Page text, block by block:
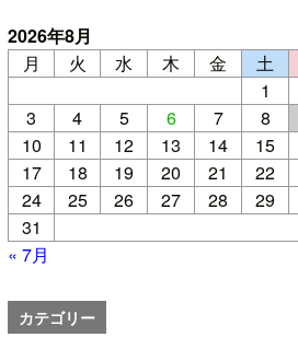
2026年8月
月
火 水 木 金 土
1
3
4 5 6 7 8
10
11 12 13 14 15
17
18 19 20 21 22
24
25 26 27 28 29
31
« 7月
カテゴリー